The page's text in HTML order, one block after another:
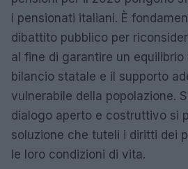
i pensionati italiani. È
dibattito pubblico per
al fine di garantire un
bilancio statale e il supporto
vulnerabile della popolazione.
dialogo aperto e costruttivo si
soluzione che tuteli i diritti dei
le loro condizioni di vita.